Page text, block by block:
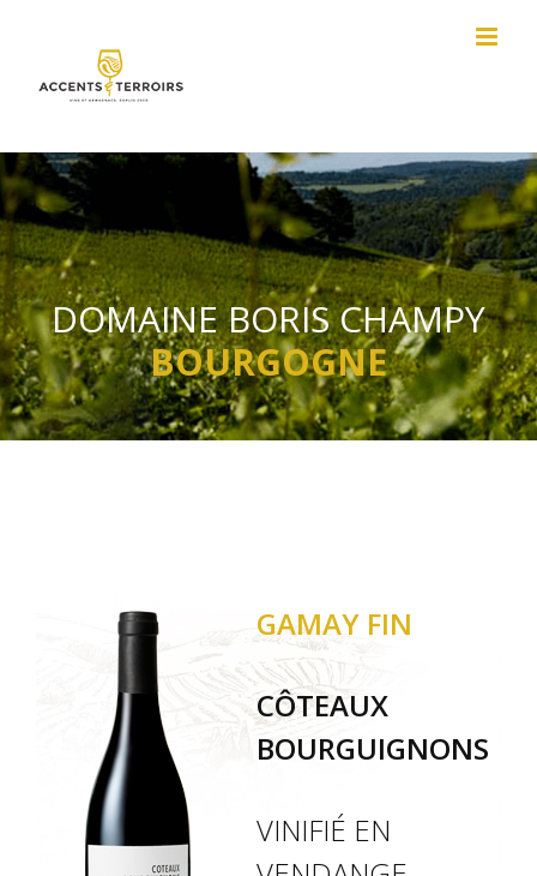
contenu
DOMAINE BORIS CHAMPY
BOURGOGNE
GAMAY FIN
CÔTEAUX
BOURGUIGNONS
VINIFIÉ EN